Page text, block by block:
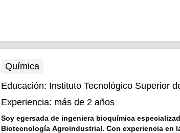
Química
Educación: Instituto Tecnológico Superior
Experiencia: más de 2 años
Soy egersada de ingeniera bioquímica
Biotecnología Agroindustrial. Con experiencia en